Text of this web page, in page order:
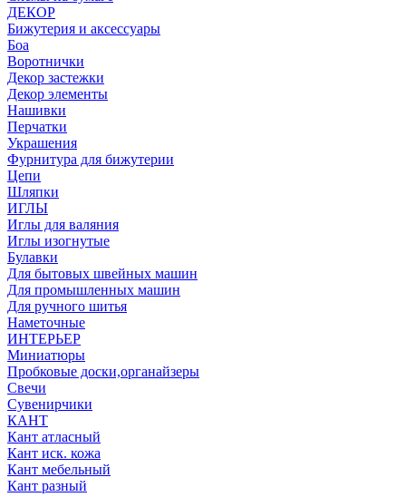
ДЕКОР
Бижутерия и аксессуары
Боа
Воротнички
Декор застежки
Декор элементы
Нашивки
Перчатки
Украшения
Фурнитура для бижутерии
Цепи
Шляпки
ИГЛЫ
Иглы для валяния
Иглы изогнутые
Булавки
Для бытовых швейных машин
Для промышленных машин
Для ручного шитья
Наметочные
ИНТЕРЬЕР
Миниатюры
Пробковые доски,органайзеры
Свечи
Сувенирчики
КАНТ
Кант атласный
Кант иск. кожа
Кант мебельный
Кант разный